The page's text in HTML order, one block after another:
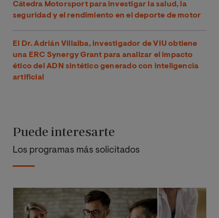
Cátedra Motorsport para investigar la salud, la
seguridad y el rendimiento en el deporte de motor
El Dr. Adrián Villalba, investigador de VIU obtiene
una ERC Synergy Grant para analizar el impacto
ético del ADN sintético generado con inteligencia
artificial
Puede interesarte
Los programas más solicitados